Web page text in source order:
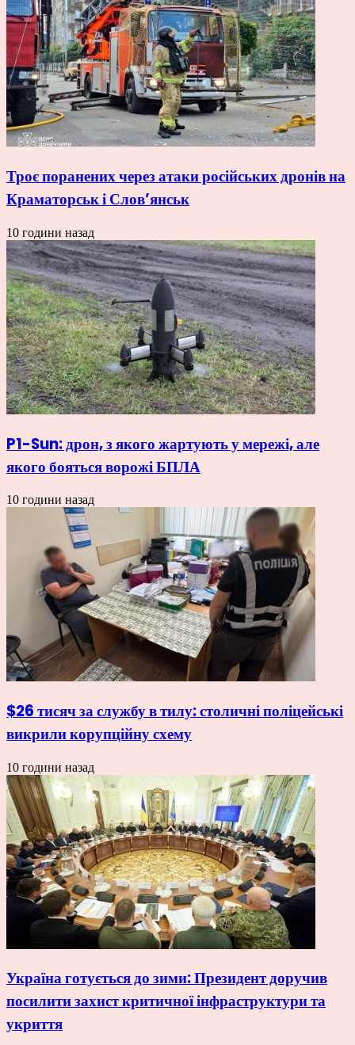
Троє поранених через атаки російських дронів на
Краматорськ і Слов’янськ
10 години назад
P1-Sun: дрон, з якого жартують у мережі, але
якого бояться ворожі БПЛА
10 години назад
$26 тисяч за службу в тилу: столичні поліцейські
викрили корупційну схему
10 години назад
Україна готується до зими: Президент доручив
посилити захист критичної інфраструктури та
укриття